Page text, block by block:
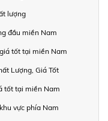
lượng
đầu miền Nam
tốt tại miền Nam
Lượng, Giá Tốt
tốt tại miền Nam
vực phía Nam